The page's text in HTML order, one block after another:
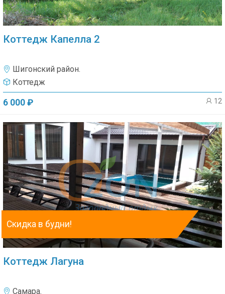
Коттедж Капелла 2
Шигонский район.
Коттедж
6 000 ₽ 12
Скидка в будни!
Коттедж Лагуна
Самара.